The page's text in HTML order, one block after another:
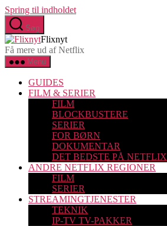
Spring til indholdet
Søg
Flixnyt
Få mere ud af Netflix
Menu
GUIDES
FILM & SERIER
FILM
BLOCKBUSTERE
SERIER
FOR BØRN
DOKUMENTAR
DET BEDSTE PÅ NETFLIX
ANDRE NETFLIX REGIONER
FILM
SERIER
STREAMINGTJENESTER
TEKNIK
IP-TV TV-PAKKER